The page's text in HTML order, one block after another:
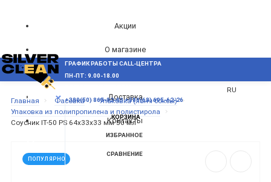
Акции
О магазине
Блог
Доставка
Контакты
RU
МЕНЮ
ГРАФИК РАБОТЫ CALL-ЦЕНТРА
ПН-ПТ: 9.00-18.00
+380(50) 865-82-83 +380(68) 695-62-26
КОРЗИНА
ИЗБРАННОЕ
СРАВНЕНИЕ
Главная Фасовка
Упаковка (ланч-боксы)
Упаковка из полипропилена и полистирола
Соусник ІТ-50 PS 64х33х33 мм 50 мл
ПОПУЛЯРНО